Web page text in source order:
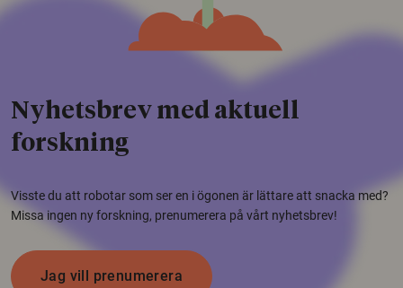
Nyhetsbrev med aktuell
forskning
Visste du att robotar som ser en i ögonen är lättare att snacka med?
Missa ingen ny forskning, prenumerera på vårt nyhetsbrev!
Jag vill prenumerera